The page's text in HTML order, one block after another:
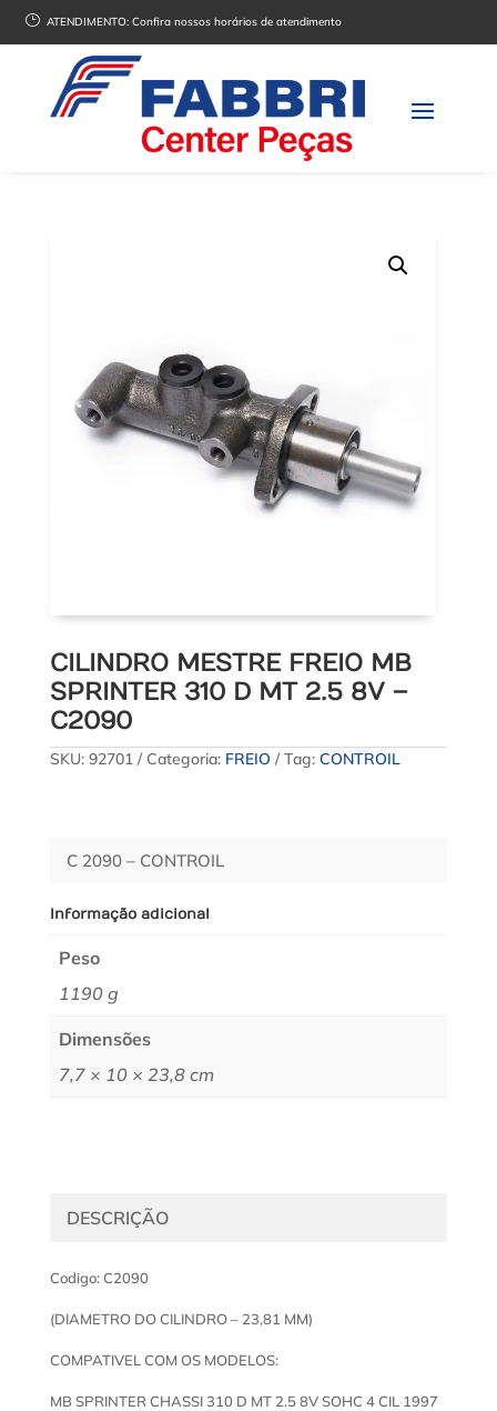
} ATENDIMENTO:Confira nossos horários de atendimento
CILINDRO MESTRE FREIO MB
SPRINTER 310 D MT 2.5 8V –
C2090
SKU: 92701 Categoria: FREIO Tag: CONTROIL
C 2090 – CONTROIL
Informação adicional
Peso
1190 g
Dimensões
7,7 × 10 × 23,8 cm
DESCRIÇÃO
Codigo: C2090
(DIAMETRO DO CILINDRO – 23,81 MM)
COMPATIVEL COM OS MODELOS:
MB SPRINTER CHASSI 310 D MT 2.5 8V SOHC 4 CIL 1997